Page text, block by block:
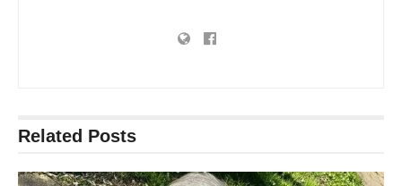
Related Posts